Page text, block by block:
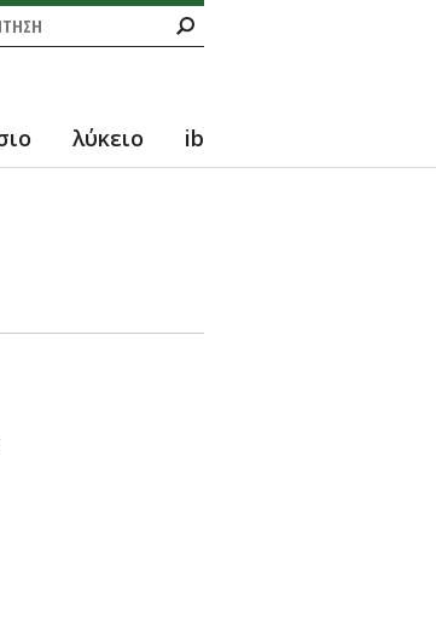
αναζήτησης
λύκειο ib